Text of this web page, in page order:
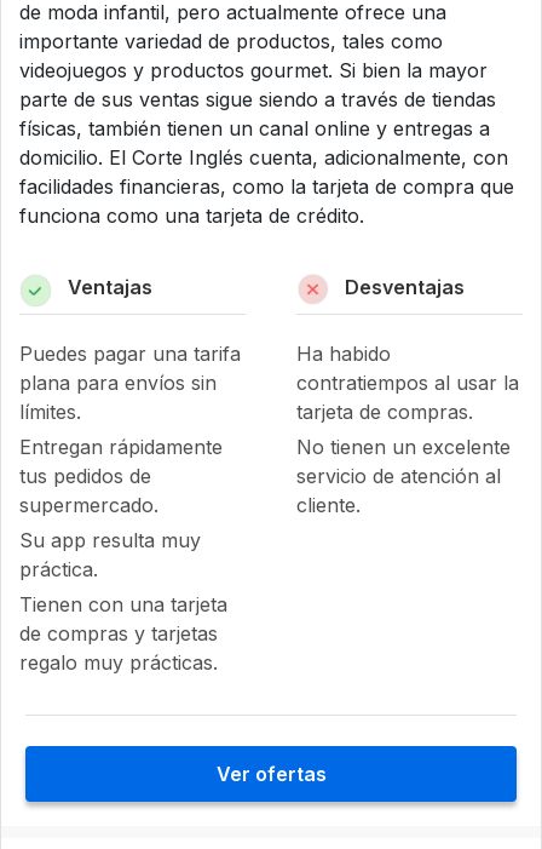
de moda infantil, pero actualmente ofrece una
importante variedad de productos, tales como
videojuegos y productos gourmet. Si bien la mayor
parte de sus ventas sigue siendo a través de tiendas
físicas, también tienen un canal online y entregas a
domicilio. El Corte Inglés cuenta, adicionalmente, con
facilidades financieras, como la tarjeta de compra que
funciona como una tarjeta de crédito.
Ventajas
Puedes pagar una tarifa
plana para envíos sin
límites.
Entregan rápidamente
tus pedidos de
supermercado.
Su app resulta muy
práctica.
Tienen con una tarjeta
de compras y tarjetas
regalo muy prácticas.
Desventajas
Ha habido
contratiempos al usar la
tarjeta de compras.
No tienen un excelente
servicio de atención al
cliente.
Ver ofertas